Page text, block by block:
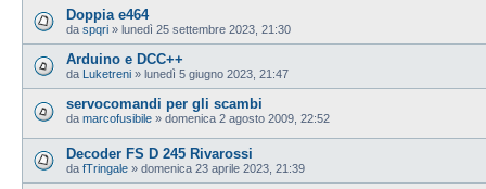
Doppia e464
da spqri » lunedì 25 settembre 2023, 21:30
Arduino e DCC++
da Luketreni » lunedì 5 giugno 2023, 21:47
servocomandi per gli scambi
da marcofusibile » domenica 2 agosto 2009, 22:52
Decoder FS D 245 Rivarossi
da fTringale » domenica 23 aprile 2023, 21:39